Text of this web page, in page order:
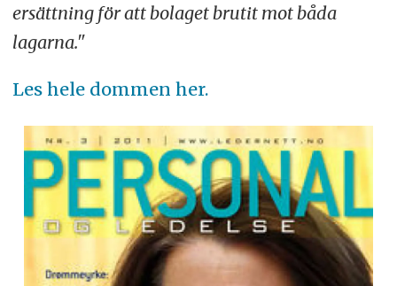
ersättning för att bolaget brutit mot båda
lagarna."
Les hele dommen her.